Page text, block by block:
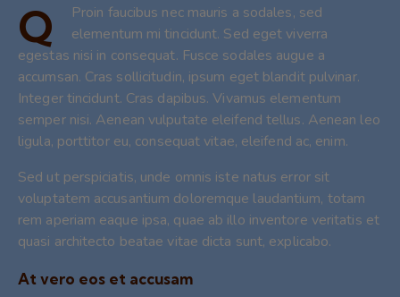
Q
Proin faucibus nec mauris a sodales, sed
elementum mi tincidunt. Sed eget viverra
egestas nisi in consequat. Fusce sodales augue a
accumsan. Cras sollicitudin, ipsum eget blandit pulvinar.
Integer tincidunt. Cras dapibus. Vivamus elementum
semper nisi. Aenean vulputate eleifend tellus. Aenean leo
ligula, porttitor eu, consequat vitae, eleifend ac, enim.
Sed ut perspiciatis, unde omnis iste natus error sit
voluptatem accusantium doloremque laudantium, totam
rem aperiam eaque ipsa, quae ab illo inventore veritatis et
quasi architecto beatae vitae dicta sunt, explicabo.
At vero eos et accusam